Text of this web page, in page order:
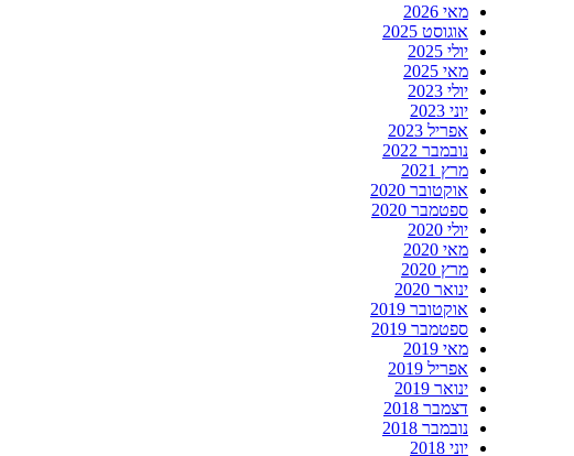
מאי 2026
אוגוסט 2025
יולי 2025
מאי 2025
יולי 2023
יוני 2023
אפריל 2023
נובמבר 2022
מרץ 2021
אוקטובר 2020
ספטמבר 2020
יולי 2020
מאי 2020
מרץ 2020
ינואר 2020
אוקטובר 2019
ספטמבר 2019
מאי 2019
אפריל 2019
ינואר 2019
דצמבר 2018
נובמבר 2018
יוני 2018